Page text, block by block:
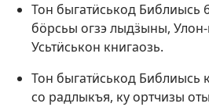
Тон быгатӥськод Библиысь
бӧрсьы огзэ лыдӟыны,
Усьтӥськон книгаозь.
Тон быгатӥськод Библиысь
со радлыкъя, ку ортчизы